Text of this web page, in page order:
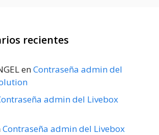
recientes
enContraseña admin del
admin del Livebox
Contraseña admin del Livebox